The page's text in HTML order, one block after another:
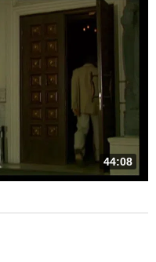
44:08